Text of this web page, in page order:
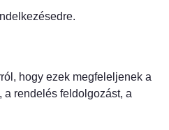
hogy ezek megfeleljenek a
a rendelés feldolgozást, a